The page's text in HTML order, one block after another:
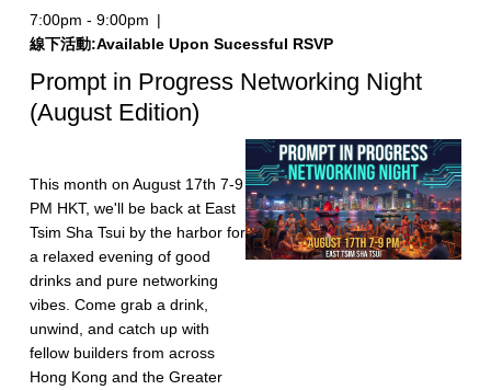
7:00pm - 9:00pm |
線下活動:Available Upon Sucessful RSVP
Prompt in Progress Networking Night
(August Edition)
This month on August 17th 7-9
PM HKT, we'll be back at East
Tsim Sha Tsui by the harbor for
a relaxed evening of good
drinks and pure networking
vibes. Come grab a drink,
unwind, and catch up with
fellow builders from across
Hong Kong and the Greater